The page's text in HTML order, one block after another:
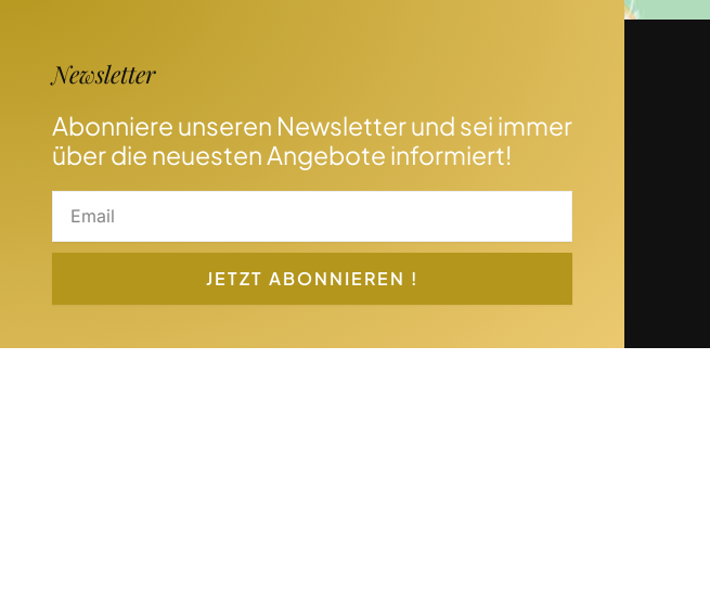
Newsletter
Abonniere unseren Newsletter und sei immer
über die neuesten Angebote informiert!
JETZT ABONNIEREN !